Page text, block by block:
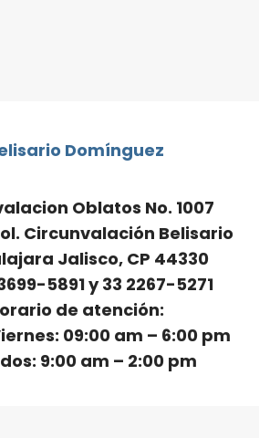
Domínguez
Oblatos No. 1007
Circunvalación Belisario
Jalisco, CP 44330
5891 y 33 2267-5271
de atención:
09:00 am – 6:00 pm
9:00 am – 2:00 pm